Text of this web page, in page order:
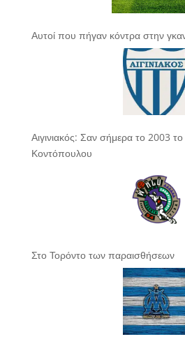
Αυτοί που πήγαν κόντρα στην
Αιγινιακός: Σαν σήμερα το 2003
Κοντόπουλου
Στο Τορόντο των παραισθήσεων